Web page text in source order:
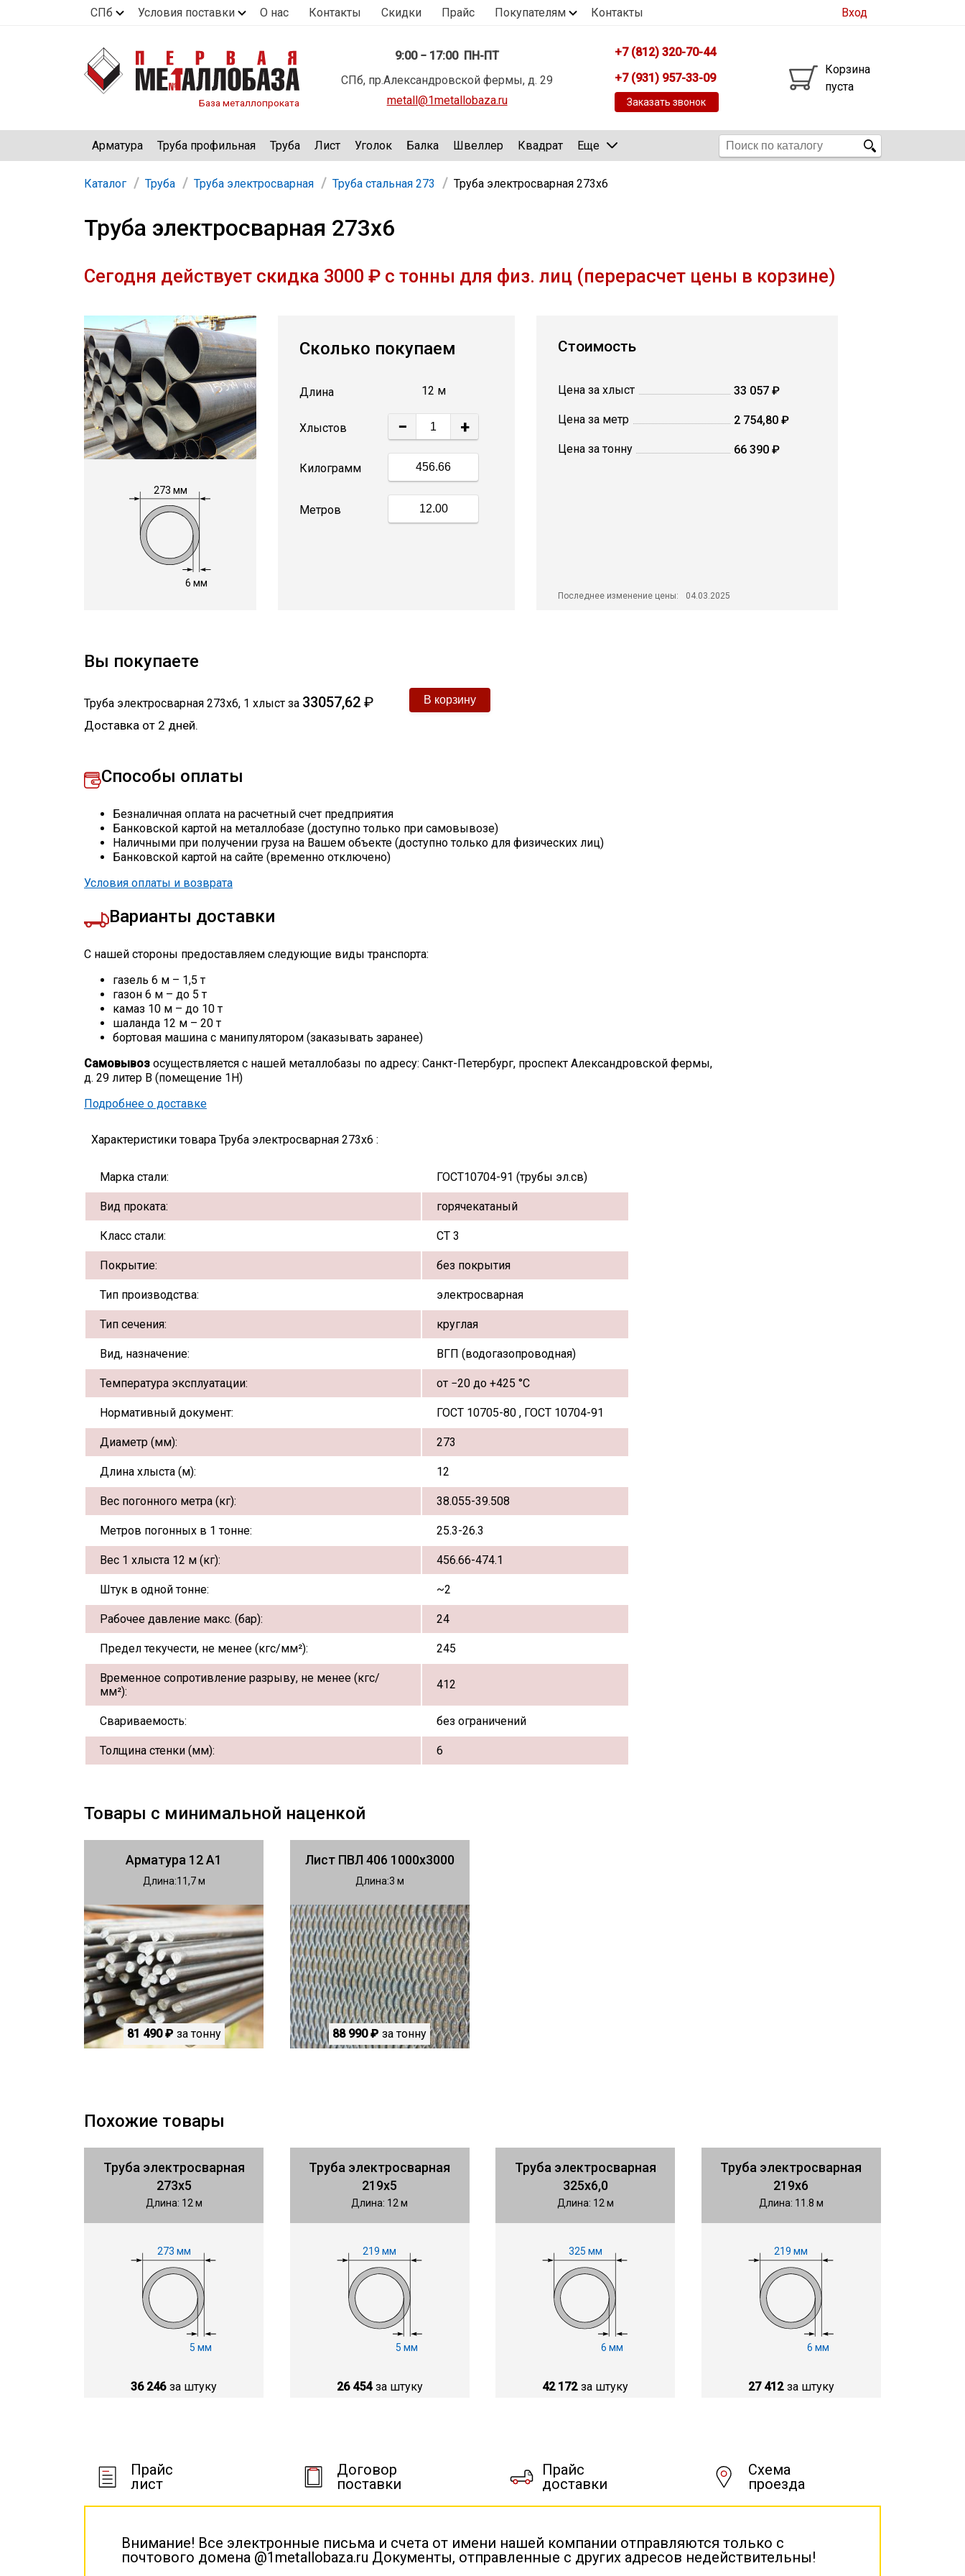
СПб Условия поставки О нас Контакты Скидки Прайс Покупателям Контакты Вход
База металлопроката
9:00 − 17:00 ПН-ПТ
СПб, пр.Александровской фермы, д. 29
metall@1metallobaza.ru
+7 (812) 320-70-44
+7 (931) 957-33-09
Заказать звонок
Корзина
пуста
Арматура Труба профильная Труба Лист Уголок Балка Швеллер Квадрат Еще
Каталог Труба Труба электросварная Труба стальная 273 Труба электросварная 273х6
Труба электросварная 273х6
Сегодня действует скидка 3000 ₽ с тонны для физ. лиц (перерасчет цены в корзине)
273 мм
6 мм
Сколько покупаем
Длина 12 м
Хлыстов − +
Килограмм
Метров
Стоимость
Цена за хлыст 33 057 ₽
Цена за метр 2 754,80 ₽
Цена за тонну 66 390 ₽
Последнее изменение цены: 04.03.2025
Вы покупаете
Труба электросварная 273х6, 1 хлыст за 33057,62 ₽
Доставка от 2 дней.
Способы оплаты
Безналичная оплата на расчетный счет предприятия
Банковской картой на металлобазе (доступно только при самовывозе)
Наличными при получении груза на Вашем объекте (доступно только для физических лиц)
Банковской картой на сайте (временно отключено)
Условия оплаты и возврата
Варианты доставки
С нашей стороны предоставляем следующие виды транспорта:
газель 6 м – 1,5 т
газон 6 м – до 5 т
камаз 10 м – до 10 т
шаланда 12 м – 20 т
бортовая машина с манипулятором (заказывать заранее)
Самовывоз осуществляется с нашей металлобазы по адресу: Санкт-Петербург, проспект Александровской фермы,
д. 29 литер В (помещение 1Н)
Подробнее о доставке
Характеристики товара Труба электросварная 273х6 :
Марка стали: ГОСТ10704-91 (трубы эл.св)
Вид проката: горячекатаный
Класс стали: СТ 3
Покрытие: без покрытия
Тип производства: электросварная
Тип сечения: круглая
Вид, назначение: ВГП (водогазопроводная)
Температура эксплуатации: от −20 до +425 °С
Нормативный документ: ГОСТ 10705-80 , ГОСТ 10704-91
Диаметр (мм): 273
Длина хлыста (м): 12
Вес погонного метра (кг): 38.055-39.508
Метров погонных в 1 тонне: 25.3-26.3
Вес 1 хлыста 12 м (кг): 456.66-474.1
Штук в одной тонне: ~2
Рабочее давление макс. (бар): 24
Предел текучести, не менее (кгс/мм²): 245
Временное сопротивление разрыву, не менее (кгс/
мм²):
412
Свариваемость: без ограничений
Толщина стенки (мм): 6
Товары с минимальной наценкой
Арматура 12 А1
Длина 11,7
81 490 ₽ за тонну
Лист ПВЛ 406 1000х3000
Длина 3
88 990 ₽ за тонну
Похожие товары
Труба электросварная
273х5
Длина: 12 м
273 мм
5 мм
36 246 за штуку
Труба электросварная
219х5
Длина: 12 м
219 мм
5 мм
26 454 за штуку
Труба электросварная
325х6,0
Длина: 12 м
325 мм
6 мм
42 172 за штуку
Труба электросварная
219х6
Длина: 11.8 м
219 мм
6 мм
27 412 за штуку
Прайс
лист
Договор
поставки
Прайс
доставки
Схема
проезда
Внимание! Все электронные письма и счета от имени нашей компании отправляются только с
почтового домена @1metallobaza.ru Документы, отправленные с других адресов недействительны!